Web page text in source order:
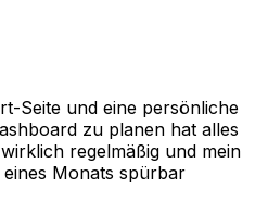
Seite und eine persönliche
zu planen hat alles
regelmäßig und mein
Monats spürbar